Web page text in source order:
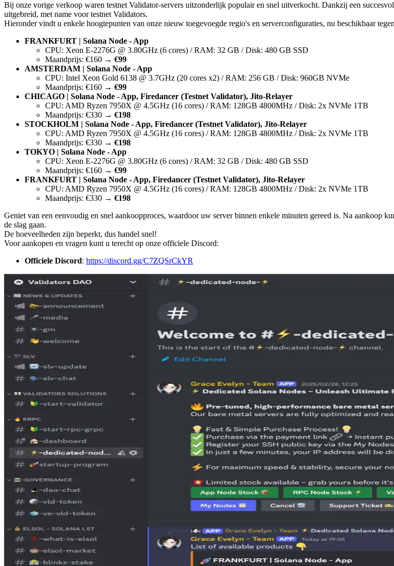
Bij onze vorige verkoop waren testnet Validator-servers uitzonderlijk populair en snel uitverkocht. Dankzij een
uitgebreid, met name voor testnet Validators.
Hieronder vindt u enkele hoogtepunten van onze nieuw toegevoegde regio's en serverconfiguraties, nu beschikbaar
FRANKFURT | Solana Node - App
CPU: Xeon E-2276G @ 3.80GHz (6 cores) / RAM: 32 GB / Disk: 480 GB SSD
Maandprijs: €160 → €99
AMSTERDAM | Solana Node - App
CPU: Intel Xeon Gold 6138 @ 3.7GHz (20 cores x2) / RAM: 256 GB / Disk: 960GB NVMe
Maandprijs: €160 → €99
CHICAGO | Solana Node - App, Firedancer (Testnet Validator), Jito-Relayer
CPU: AMD Ryzen 7950X @ 4.5GHz (16 cores) / RAM: 128GB 4800MHz / Disk: 2x NVMe 1TB
Maandprijs: €330 → €198
STOCKHOLM | Solana Node - App, Firedancer (Testnet Validator), Jito-Relayer
CPU: AMD Ryzen 7950X @ 4.5GHz (16 cores) / RAM: 128GB 4800MHz / Disk: 2x NVMe 1TB
Maandprijs: €330 → €198
TOKYO | Solana Node - App
CPU: Xeon E-2276G @ 3.80GHz (6 cores) / RAM: 32 GB / Disk: 480 GB SSD
Maandprijs: €160 → €99
FRANKFURT | Solana Node - App, Firedancer (Testnet Validator), Jito-Relayer
CPU: AMD Ryzen 7950X @ 4.5GHz (16 cores) / RAM: 128GB 4800MHz / Disk: 2x NVMe 1TB
Maandprijs: €330 → €198
Geniet van een eenvoudig en snel aankoopproces, waardoor uw server binnen enkele minuten gereed is. Na aankoop
de slag gaan.
De hoeveelheden zijn beperkt, dus handel snel!
Voor aankopen en vragen kunt u terecht op onze officiele Discord:
Officiele Discord: https://discord.gg/C7ZQSrCkYR